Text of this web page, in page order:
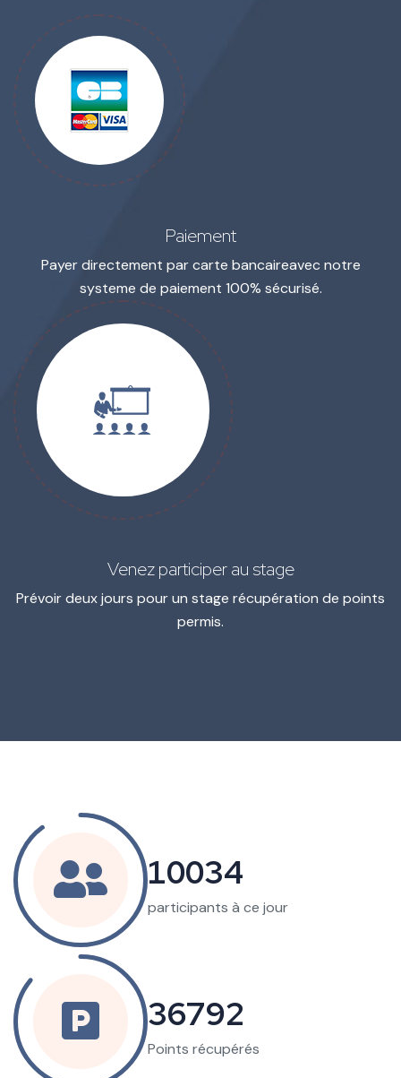
Paiement
Payer directement par carte bancaireavec notre
systeme de paiement 100% sécurisé.
Venez participer au stage
Prévoir deux jours pour un stage récupération de points
permis.
26151
participants à ce jour
95888
Points récupérés